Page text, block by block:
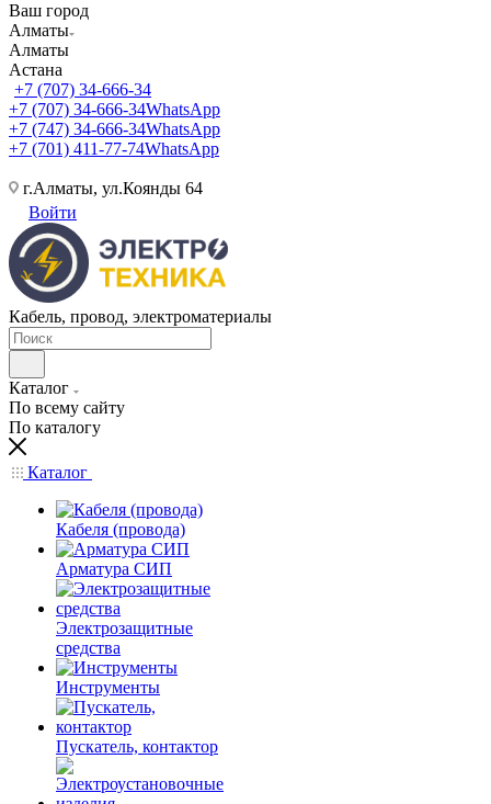
Ваш город
Алматы
Алматы
Астана
+7 (707) 34-666-34
+7 (707) 34-666-34WhatsApp
+7 (747) 34-666-34WhatsApp
+7 (701) 411-77-74WhatsApp
г.Алматы, ул.Коянды 64
Войти
Кабель, провод, электроматериалы
Каталог
По всему сайту
По каталогу
Каталог
Кабеля (провода)
Арматура СИП
Электрозащитные
средства
Инструменты
Пускатель, контактор